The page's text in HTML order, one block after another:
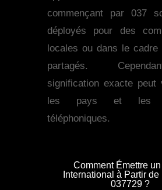
commençant par 037
déployés pour des
locales ou dans le cadre
partagés.
signification exacte peut
les pays et les
téléphoniques.
Comment Émettre un
International à Partir de
037729 ?